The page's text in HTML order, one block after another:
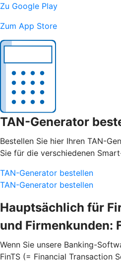
Zu Google Play
Zum App Store
TAN-Generator
Bestellen Sie hier Ihren TAN-
Sie für die verschiedenen
TAN-Generator bestellen
TAN-Generator bestellen
Hauptsächlich für
und Firmenkunden:
Wenn Sie unsere Banking-
FinTS (= Financial Transaction